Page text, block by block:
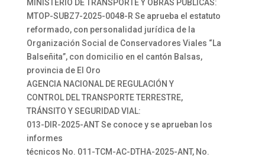
MINISTERIO DE TRANSPORTE Y OBRAS PÚBLICAS:
MTOP-SUBZ7-2025-0048-R Se aprueba el estatuto
reformado, con personalidad jurídica de la
Organización Social de Conservadores Viales “La
Balseñita”, con domicilio en el cantón Balsas,
provincia de El Oro
AGENCIA NACIONAL DE REGULACIÓN Y
CONTROL DEL TRANSPORTE TERRESTRE,
TRÁNSITO Y SEGURIDAD VIAL:
013-DIR-2025-ANT Se conoce y se aprueban los
informes
técnicos No. 011-TCM-AC-DTHA-2025-ANT, No.